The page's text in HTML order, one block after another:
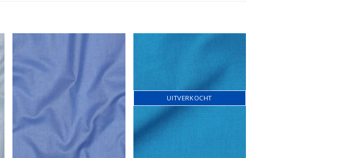
UITVERKOCHT